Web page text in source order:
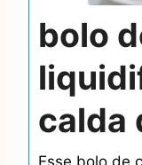
bolo
calda